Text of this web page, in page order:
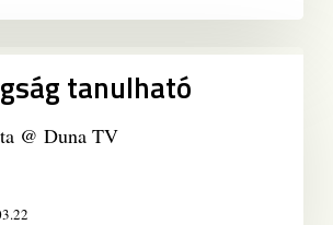
tanulható
@ Duna TV